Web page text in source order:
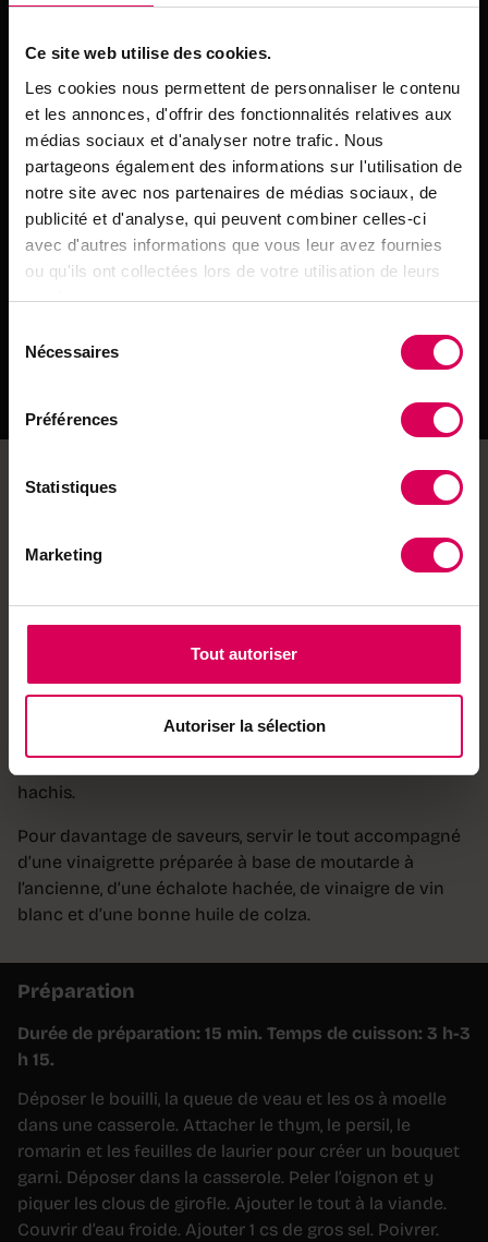
Ce site web utilise des cookies.
Les cookies nous permettent de personnaliser le contenu
et les annonces, d'offrir des fonctionnalités relatives aux
médias sociaux et d'analyser notre trafic. Nous
partageons également des informations sur l'utilisation de
notre site avec nos partenaires de médias sociaux, de
publicité et d'analyse, qui peuvent combiner celles-ci
avec d'autres informations que vous leur avez fournies
ou qu'ils ont collectées lors de votre utilisation de leurs
services.
Nécessaires
Préférences
Statistiques
Marketing
Tout autoriser
Autoriser la sélection
1 queue de veau
2 poireaux
3-4 carottes
2 raves
1 bouquet garni (thym, persil, romarin, 2 feuilles de
laurier)
1 oignon
6 os à moelle
Les légumes jouent également un rôle essentiel.
diversité de textures. Coupez-les en morceaux réguliers
agrémenter le bouillon de clous de girofle, d’un bouquet
Enfin, ne jetez rien: le pot-au-feu est encore meilleur le
hachis.
Pour davantage de saveurs, servir le tout accompagné
d’une vinaigrette préparée à base de moutarde à
l’ancienne, d’une échalote hachée, de vinaigre de vin
blanc et d’une bonne huile de colza.
Préparation
Durée de préparation: 15 min. Temps de cuisson: 3 h-3
h 15.
Déposer le bouilli, la queue de veau et les os à moelle
dans une casserole. Attacher le thym, le persil, le
romarin et les feuilles de laurier pour créer un bouquet
garni. Déposer dans la casserole. Peler l’oignon et y
piquer les clous de girofle. Ajouter le tout à la viande.
Couvrir d’eau froide. Ajouter 1 cs de gros sel. Poivrer.